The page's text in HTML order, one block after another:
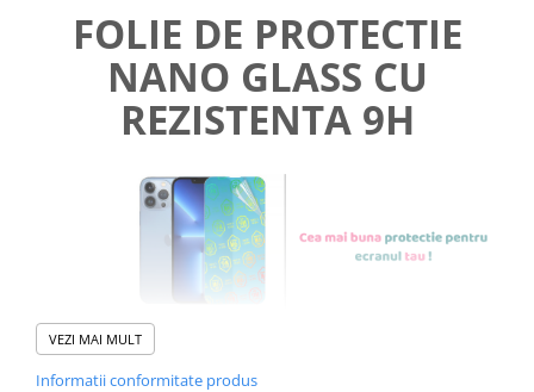
FOLIE DE PROTECTIE
NANO GLASS CU
REZISTENTA 9H
VEZI MAI MULT
Informatii conformitate produs